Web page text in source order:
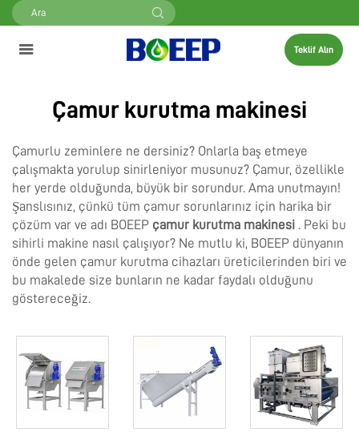
Teklif Alın
Çamur kurutma makinesi
Çamurlu zeminlere ne dersiniz? Onlarla baş etmeye
çalışmakta yorulup sinirleniyor musunuz? Çamur, özellikle
her yerde olduğunda, büyük bir sorundur. Ama unutmayın!
Şanslısınız, çünkü tüm çamur sorunlarınız için harika bir
çözüm var ve adı BOEEP çamur kurutma makinesi . Peki bu
sihirli makine nasıl çalışıyor? Ne mutlu ki, BOEEP dünyanın
önde gelen çamur kurutma cihazları üreticilerinden biri ve
bu makalede size bunların ne kadar faydalı olduğunu
göstereceğiz.